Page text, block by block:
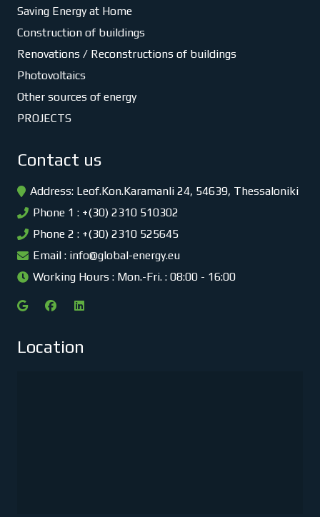
Saving Energy at Home
Construction of buildings
Renovations / Reconstructions of buildings
Photovoltaics
Other sources of energy
PROJECTS
Contact us
Address: Leof.Kon.Karamanli 24, 54639, Thessaloniki
Phone 1 : +(30) 2310 510302
Phone 2 : +(30) 2310 525645
Email : info@global-energy.eu
Working Hours : Mon.-Fri. : 08:00 - 16:00
Location